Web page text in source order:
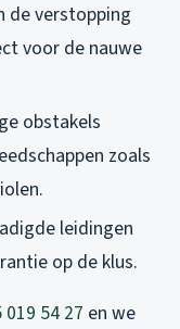
de verstopping
voor de nauwe
obstakels
zoals
leidingen
op de klus.
019 54 27 en we